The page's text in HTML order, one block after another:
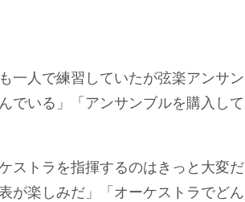
一人で練習していたが弦楽アンサン
でいる」「アンサンブルを購入して
ストラを指揮するのはきっと大変だ
が楽しみだ」「オーケストラでどん